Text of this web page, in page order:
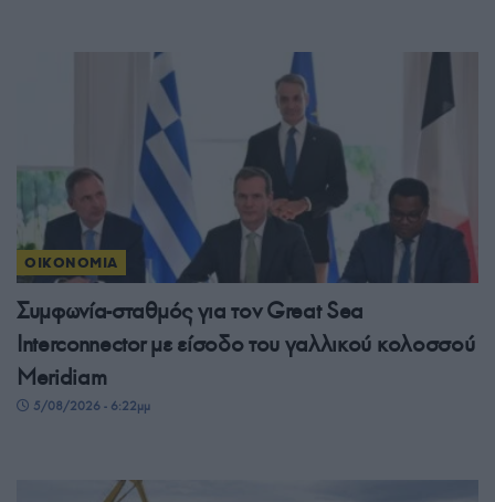
ΟΙΚΟΝΟΜΙΑ
Συμφωνία-σταθμός για τον Great Sea
Interconnector με είσοδο του γαλλικού κολοσσού
Meridiam
5/08/2026 - 6:22μμ